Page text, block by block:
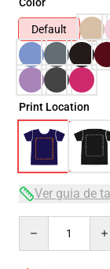
Default
Print Location
Ver guia de